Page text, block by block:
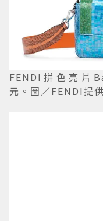
FENDI拼色亮片
元。圖／FENDI提供